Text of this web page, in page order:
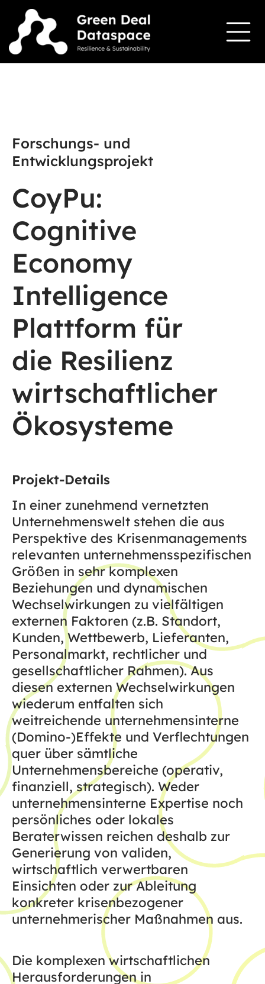
Forschungs- und
Entwicklungsprojekt
CoyPu:
Cognitive
Economy
Intelligence
Plattform für
die Resilienz
wirtschaftlicher
Ökosysteme
Projekt-Details
In einer zunehmend vernetzten
Unternehmenswelt stehen die aus
Perspektive des Krisenmanagements
relevanten unternehmensspezifischen
Größen in sehr komplexen
Beziehungen und dynamischen
Wechselwirkungen zu vielfältigen
externen Faktoren (z.B. Standort,
Kunden, Wettbewerb, Lieferanten,
Personalmarkt, rechtlicher und
gesellschaftlicher Rahmen). Aus
diesen externen Wechselwirkungen
wiederum entfalten sich
weitreichende unternehmensinterne
(Domino-)Effekte und Verflechtungen
quer über sämtliche
Unternehmensbereiche (operativ,
finanziell, strategisch). Weder
unternehmensinterne Expertise noch
persönliches oder lokales
Beraterwissen reichen deshalb zur
Generierung von validen,
wirtschaftlich verwertbaren
Einsichten oder zur Ableitung
konkreter krisenbezogener
unternehmerischer Maßnahmen aus.
Die komplexen wirtschaftlichen
Herausforderungen in